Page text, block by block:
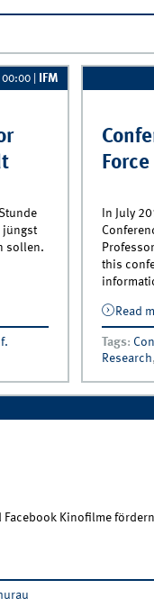
00:00 IFM
jüngst
sollen.
In July
this
Read
Tags:
Research,
Kinofilme